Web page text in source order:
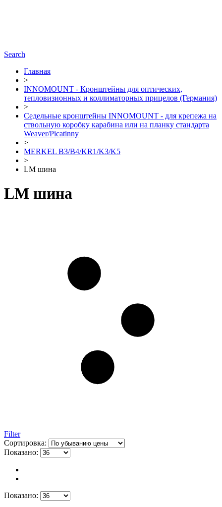
Search
Главная
>
INNOMOUNT - Кронштейны для оптических,
тепловизионных и коллиматорных прицелов (Германия)
>
Седельные кронштейны INNOMOUNT - для крепежа на
ствольную коробку карабина или на планку стандарта
Weaver/Picatinny
>
MERKEL B3/B4/KR1/K3/K5
>
LM шина
LM шина
Filter
Сортировка:
Показано:
Показано: